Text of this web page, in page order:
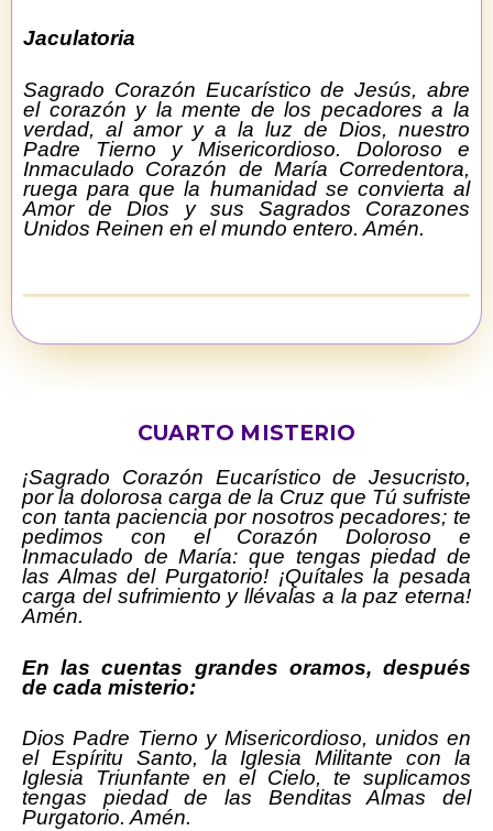
Jaculatoria
Sagrado Corazón Eucarístico de Jesús, abre
el corazón y la mente de los pecadores a la
verdad, al amor y a la luz de Dios, nuestro
Padre Tierno y Misericordioso. Doloroso e
Inmaculado Corazón de María Corredentora,
ruega para que la humanidad se convierta al
Amor de Dios y sus Sagrados Corazones
Unidos Reinen en el mundo entero. Amén.
CUARTO MISTERIO
¡Sagrado Corazón Eucarístico de Jesucristo,
por la dolorosa carga de la Cruz que Tú sufriste
con tanta paciencia por nosotros pecadores; te
pedimos con el Corazón Doloroso e
Inmaculado de María: que tengas piedad de
las Almas del Purgatorio! ¡Quítales la pesada
carga del sufrimiento y llévalas a la paz eterna!
Amén.
En las cuentas grandes oramos, después
de cada misterio:
Dios Padre Tierno y Misericordioso, unidos en
el Espíritu Santo, la Iglesia Militante con la
Iglesia Triunfante en el Cielo, te suplicamos
tengas piedad de las Benditas Almas del
Purgatorio. Amén.